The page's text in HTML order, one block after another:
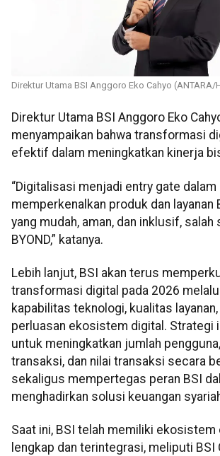
Direktur Utama BSI Anggoro Eko Cahyo (ANTARA/
Direktur Utama BSI Anggoro Eko
menyampaikan bahwa transformasi
efektif dalam meningkatkan kinerja
“Digitalisasi menjadi entry gate dalam
memperkenalkan produk dan layanan
yang mudah, aman, dan inklusif, salah
BYOND,” katanya.
Lebih lanjut, BSI akan terus
transformasi digital pada 2026
kapabilitas teknologi, kualitas
perluasan ekosistem digital. Strategi
untuk meningkatkan jumlah
transaksi, dan nilai transaksi secara
sekaligus mempertegas peran BSI
menghadirkan solusi keuangan
Saat ini, BSI telah memiliki ekosistem
lengkap dan terintegrasi, meliputi BSI